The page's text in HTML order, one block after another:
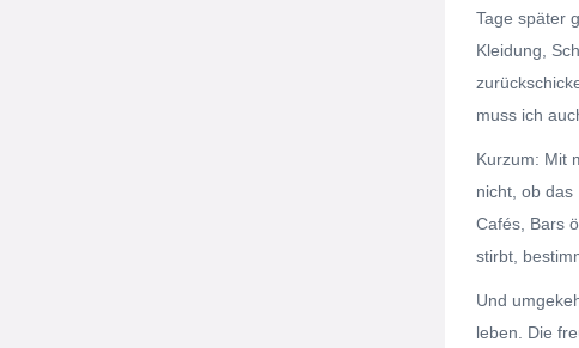
Tage später
Kleidung,
muss ich
Kurzum: Mit
nicht, ob
Cafés, Bars
stirbt,
Und
leben. Die